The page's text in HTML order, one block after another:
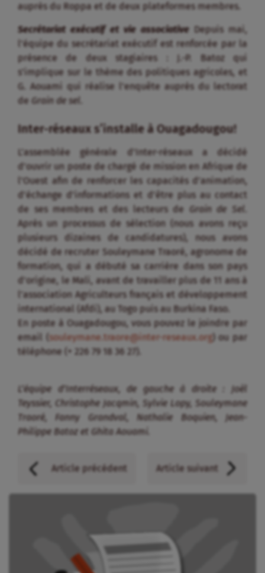
auprès du Roppa et de deux plateformes membres.
Secrétariat exécutif et vie associative
Depuis mai,
l’équipe du secrétariat exécutif est renforcée par la
présence de deux stagiaires : J.-P. Batoz qui
s’implique sur le thème des politiques agricoles, et
G. Aouami qui réalise l’enquête auprès du lectorat
de Grain de sel
Inter-réseaux s’installe à Ouagadougou!
L’assemblée générale d’Inter-réseaux a décidé
d’ouvrir un poste de chargé de mission en Afrique de
l’Ouest afin de renforcer les capacités d’animation,
d’échange d’informations et d’être plus au contact
de ses membres et des lecteurs de Grain de Sel
Après un processus de sélection (nous avons reçu
plusieurs dizaines de candidatures), nous avons
décidé de recruter Souleymane Traoré, agronome de
formation, qui a débuté sa carrière dans son pays
d’origine, le Mali, avant de travailler plus de 11 ans à
l’association Agriculteurs français et développement
international (Afdi), au Togo puis au Burkina Faso.
En poste à Ouagadougou, vous pouvez le joindre par
email (
souleymane.traore@inter-reseaux.org ) ou par
téléphone (+ 226 79 18 36 27).
L’équipe d’Interréseaux, de gauche à droite : Joël
Teyssier, Christophe Jacqmin, Sylvie Lopy, Souleymane
Traoré, Fanny Grandval, Nathalie Boquien, Jean-
Philippe Batoz et Ghita Aouami.
Article précédent Article suivant